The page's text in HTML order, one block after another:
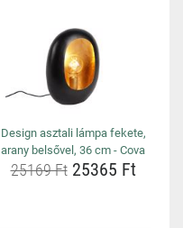
Design asztali lámpa fekete,
arany belsővel, 36 cm - Cova
25169 Ft25365 Ft